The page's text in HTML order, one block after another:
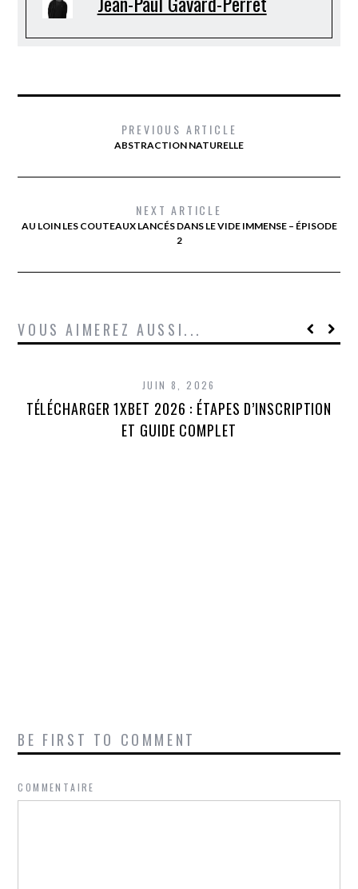
PREVIOUS ARTICLE
ABSTRACTION NATURELLE
NEXT ARTICLE
AU LOIN LES COUTEAUX LANCÉS DANS LE VIDE IMMENSE – ÉPISODE
2
VOUS AIMEREZ AUSSI...
JUIN 8, 2026
TÉLÉCHARGER 1XBET 2026 : ÉTAPES D’INSCRIPTION
ET GUIDE COMPLET
BE FIRST TO COMMENT
COMMENTAIRE